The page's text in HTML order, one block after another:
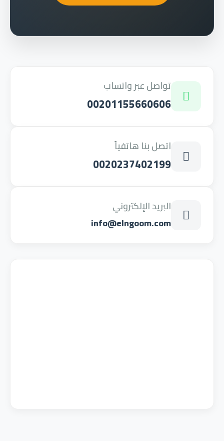
تواصل عبر واتساب
00201155660606
اتصل بنا هاتفياً
0020237402199
البريد الإلكتروني
info@elngoom.com